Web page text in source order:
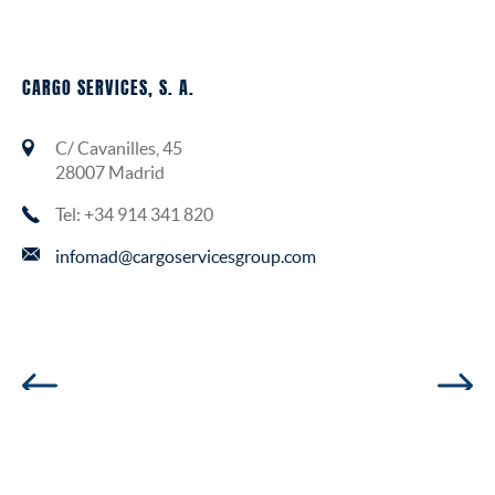
CARGO SERVICES, S. A.
C/ Cavanilles, 45
28007 Madrid
Tel: +34 914 341 820
infomad@cargoservicesgroup.com